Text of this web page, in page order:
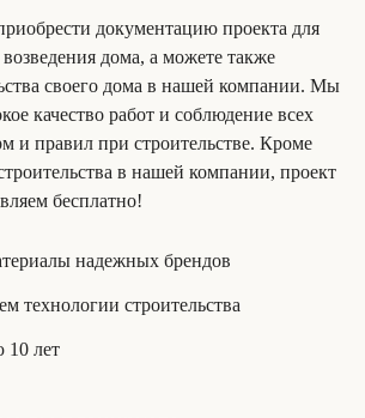
документацию проекта для
возведения дома, а можете также
своего дома в нашей компании. Мы
качество работ и соблюдение всех
и правил при строительстве. Кроме
в нашей компании, проект
бесплатно!
надежных брендов
технологии строительства
10 лет